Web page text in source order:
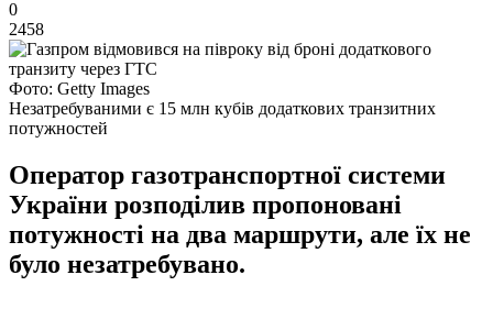
0
2458
Фото: Getty Images
Незатребуваними є 15 млн кубів додаткових транзитних
потужностей
Оператор газотранспортної системи
України розподілив пропоновані
потужності на два маршрути, але їх не
було незатребувано.